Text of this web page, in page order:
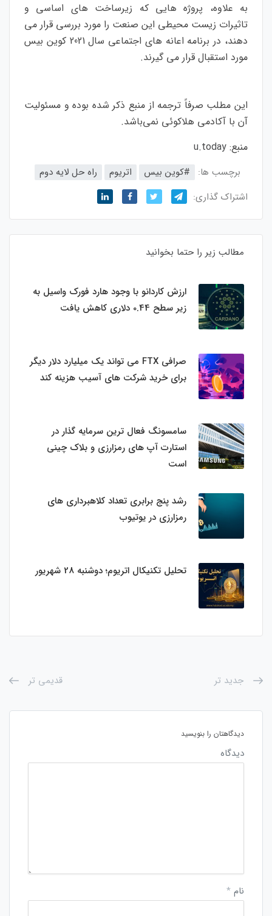
به علاوه، پروژه هایی که زیرساخت های اساسی و
تاثیرات زیست محیطی این صنعت را مورد بررسی قرار می
دهند، در برنامه اعانه های اجتماعی سال 2021 کوین بیس
مورد استقبال قرار می گیرند.
این مطلب صرفاً ترجمه از منبع ذکر شده بوده و مسئولیت
آن با آکادمی هلاکوئی نمی‌باشد.
منبع: u.today
برچسب ها: #کوین بیس اتریوم
راه حل لایه دوم
اشتراک گذاری:
مطالب زیر را حتما بخوانید
ارزش کاردانو با وجود هارد فورک واسیل به
زیر سطح 0.44 دلاری کاهش یافت
صرافی FTX می تواند یک میلیارد دلار دیگر
برای خرید شرکت های آسیب هزینه کند
سامسونگ فعال‌ ترین سرمایه‌ گذار در
استارت‌ آپ‌ های رمزارزی و بلاک چینی
است
رشد پنج برابری تعداد کلاهبرداری های
رمزارزی در یوتیوب
تحلیل تکنیکال اتریوم؛ دوشنبه 28 شهریور
جدید تر قدیمی تر
دیدگاهتان را بنویسید
دیدگاه
نام *